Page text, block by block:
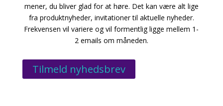
mener, du bliver glad for at høre. Det kan være alt lige
fra produktnyheder, invitationer til aktuelle nyheder.
Frekvensen vil variere og vil formentlig ligge mellem 1-
2 emails om måneden.
Tilmeld nyhedsbrev